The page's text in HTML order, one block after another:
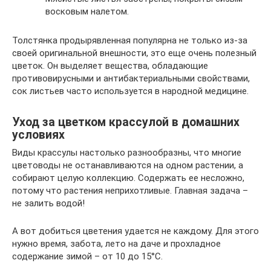
восковым налетом.
Толстянка продырявленная популярна не только из-за
своей оригинальной внешности, это еще очень полезный
цветок. Он выделяет вещества, обладающие
противовирусными и антибактериальными свойствами,
сок листьев часто используется в народной медицине.
Уход за цветком крассулой в домашних
условиях
Виды крассулы настолько разнообразны, что многие
цветоводы не останавливаются на одном растении, а
собирают целую коллекцию. Содержать ее несложно,
потому что растения неприхотливые. Главная задача –
не залить водой!
А вот добиться цветения удается не каждому. Для этого
нужно время, забота, лето на даче и прохладное
содержание зимой – от 10 до 15°С.